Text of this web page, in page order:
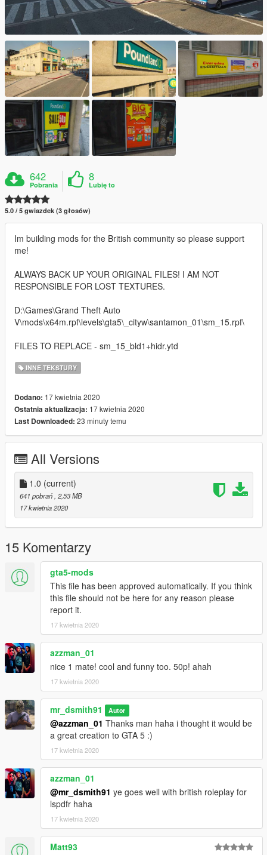
642
Pobrania
8
Lubię to
5.0 / 5 gwiazdek (3 głosów)
Im building mods for the British community so please support
me!
ALWAYS BACK UP YOUR ORIGINAL FILES! I AM NOT
RESPONSIBLE FOR LOST TEXTURES.
D:\Games\Grand Theft Auto
V\mods\x64m.rpf\levels\gta5\_cityw\santamon_01\sm_15.rpf\
FILES TO REPLACE - sm_15_bld1+hidr.ytd
INNE TEKSTURY
Dodano: 17 kwietnia 2020
Ostatnia aktualizacja: 17 kwietnia 2020
Last Downloaded: 23 minuty temu
All Versions
1.0 (current)
641 pobrań , 2,53 MB
17 kwietnia 2020
15 Komentarzy
gta5-mods
This file has been approved automatically. If you think
this file should not be here for any reason please
report it.
17 kwietnia 2020
azzman_01
nice 1 mate! cool and funny too. 50p! ahah
17 kwietnia 2020
mr_dsmith91 Autor
@azzman_01 Thanks man haha i thought it would be
a great creation to GTA 5 :)
17 kwietnia 2020
azzman_01
@mr_dsmith91 ye goes well with british roleplay for
lspdfr haha
17 kwietnia 2020
Matt93